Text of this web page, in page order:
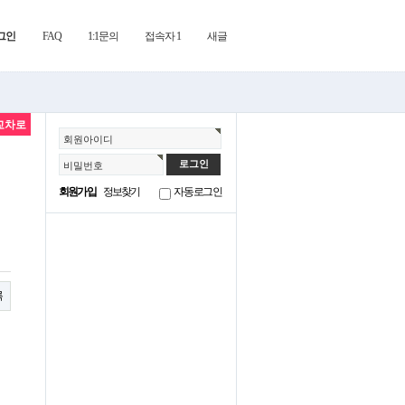
인 FAQ 1:1문의 접속자 1 새글
회원아이디
비밀번호
회원가입 정보찾기 자동로그인
차로